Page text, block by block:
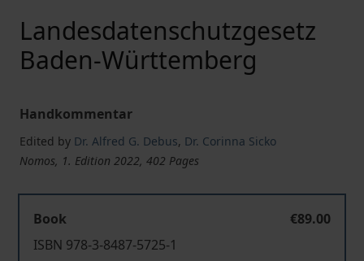
Landesdatenschutzgesetz
Baden-Württemberg
Handkommentar
Edited by Dr. Alfred G. Debus, Dr. Corinna Sicko
Nomos, 1. Edition 2022, 402 Pages
Book
€89.00
ISBN 978-3-8487-5725-1